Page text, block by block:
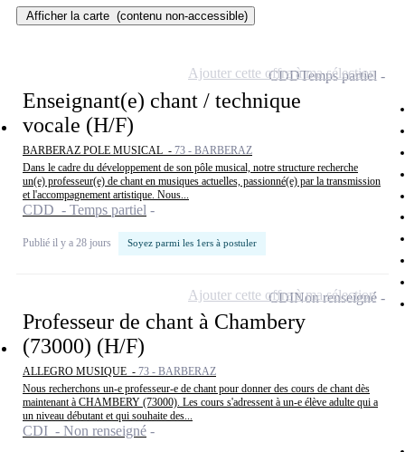
Afficher la carte (contenu non-accessible)
Enseignant(e) chant / technique
vocale (H/F)
BARBERAZ POLE MUSICAL - 73 - BARBERAZ
Dans le cadre du développement de son pôle musical, notre structure recherche
un(e) professeur(e) de chant en musiques actuelles, passionné(e) par la transmission
et l'accompagnement artistique. Nous...
CDD - Temps partiel
Publié il y a 28 jours Soyez parmi les 1ers à postuler
CDDTemps partiel
Ajouter cette offre à ma sélection
Professeur de chant à Chambery
(73000) (H/F)
ALLEGRO MUSIQUE - 73 - BARBERAZ
Nous recherchons un-e professeur-e de chant pour donner des cours de chant dès
maintenant à CHAMBERY (73000). Les cours s'adressent à un-e élève adulte qui a
un niveau débutant et qui souhaite des...
CDI - Non renseigné
CDINon renseigné
Ajouter cette offre à ma sélection